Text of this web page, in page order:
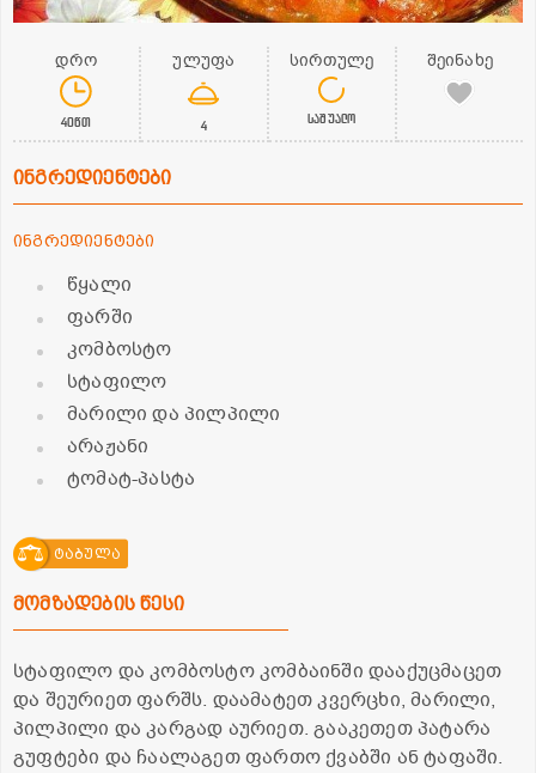
დრო
40წთ
ულუფა
4
სირთულე
საშუალო
შეინახე
ინგრედიენტები
ინგრედიენტები
წყალი
ფარში
კომბოსტო
სტაფილო
მარილი და პილპილი
არაჟანი
ტომატ-პასტა
ტაბულა
მომზადების წესი
სტაფილო და კომბოსტო კომბაინში დააქუცმაცეთ
და შეურიეთ ფარშს. დაამატეთ კვერცხი, მარილი,
პილპილი და კარგად აურიეთ. გააკეთეთ პატარა
გუფტები და ჩაალაგეთ ფართო ქვაბში ან ტაფაში.